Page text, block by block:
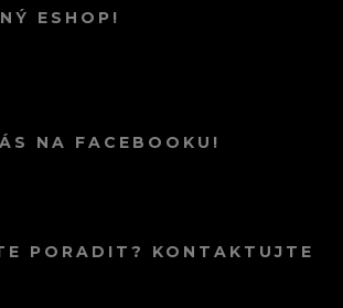
ESHOP!
NA FACEBOOKU!
PORADIT? KONTAKTUJTE